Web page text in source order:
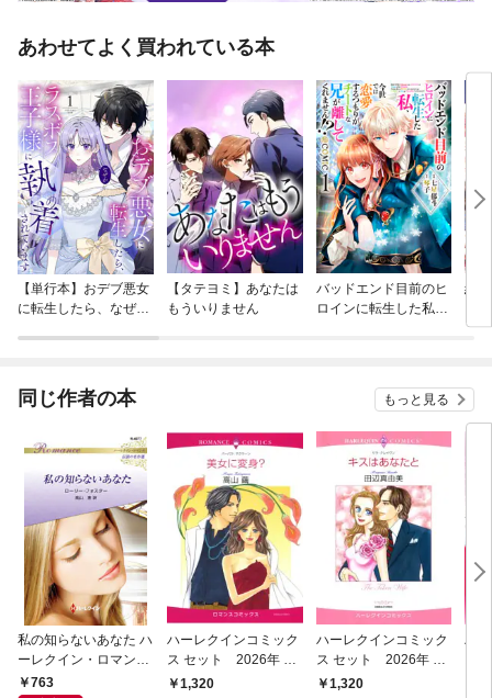
あわせてよく買われている本
【単行本】おデブ悪女
に転生したら、なぜか
【タテヨミ】あなたは
もういりません
バッドエンド目前のヒ
ロインに転生した私、
結
同じ作者の本 もっと見る
私の知らないあなた ハ
ーレクイン・ロマンス
～伝説の名作選～【ハ
763
ハーレクインコミック
ス セット 2026年 vo
l.867
1,320
ハーレクインコミック
ス セット 2026年 vo
l.866
1,320
ハ